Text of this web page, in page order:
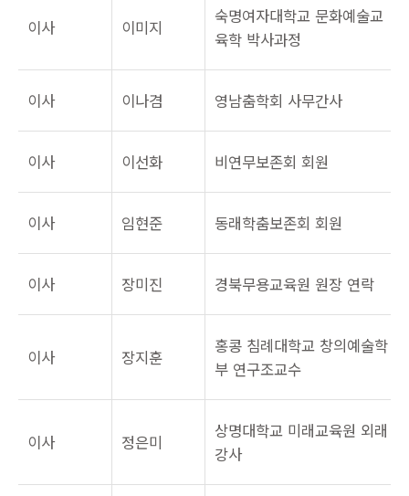
이사 이미지
숙명여자대학교 문화예술교
육학 박사과정
이사 이나겸 영남춤학회 사무간사
이사 이선화 비연무보존회 회원
이사 임현준 동래학춤보존회 회원
이사 장미진 경북무용교육원 원장 연락
이사 장지훈
홍콩 침례대학교 창의예술학
부 연구조교수
이사 정은미
상명대학교 미래교육원 외래
강사